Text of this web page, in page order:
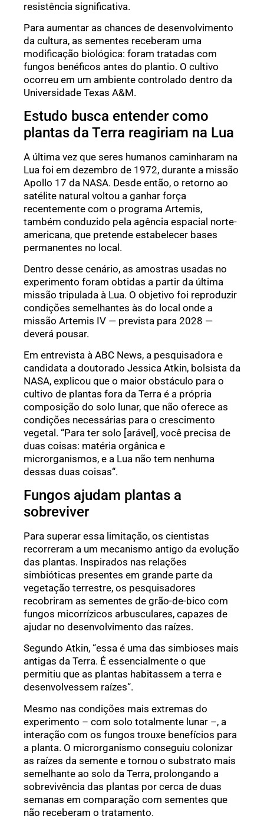
resistência significativa.
Para aumentar as chances de desenvolvimento
da cultura, as sementes receberam uma
modificação biológica: foram tratadas com
fungos benéficos antes do plantio. O cultivo
ocorreu em um ambiente controlado dentro da
Universidade Texas A&M.
Estudo busca entender como
plantas da Terra reagiriam na Lua
A última vez que seres humanos caminharam na
Lua foi em dezembro de 1972, durante a missão
Apollo 17 da NASA. Desde então, o retorno ao
satélite natural voltou a ganhar força
recentemente com o programa Artemis,
também conduzido pela agência espacial norte-
americana, que pretende estabelecer bases
permanentes no local.
Dentro desse cenário, as amostras usadas no
experimento foram obtidas a partir da última
missão tripulada à Lua. O objetivo foi reproduzir
condições semelhantes às do local onde a
missão Artemis IV — prevista para 2028 —
deverá pousar.
Em entrevista à ABC News, a pesquisadora e
candidata a doutorado Jessica Atkin, bolsista da
NASA, explicou que o maior obstáculo para o
cultivo de plantas fora da Terra é a própria
composição do solo lunar, que não oferece as
condições necessárias para o crescimento
vegetal. “Para ter solo [arável], você precisa de
duas coisas: matéria orgânica e
microrganismos, e a Lua não tem nenhuma
dessas duas coisas“.
Fungos ajudam plantas a
sobreviver
Para superar essa limitação, os cientistas
recorreram a um mecanismo antigo da evolução
das plantas. Inspirados nas relações
simbióticas presentes em grande parte da
vegetação terrestre, os pesquisadores
recobriram as sementes de grão-de-bico com
fungos micorrízicos arbusculares, capazes de
ajudar no desenvolvimento das raízes.
Segundo Atkin, “essa é uma das simbioses mais
antigas da Terra. É essencialmente o que
permitiu que as plantas habitassem a terra e
desenvolvessem raízes“.
Mesmo nas condições mais extremas do
experimento – com solo totalmente lunar –, a
interação com os fungos trouxe benefícios para
a planta. O microrganismo conseguiu colonizar
as raízes da semente e tornou o substrato mais
semelhante ao solo da Terra, prolongando a
sobrevivência das plantas por cerca de duas
semanas em comparação com sementes que
não receberam o tratamento.